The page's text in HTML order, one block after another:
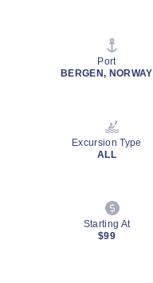
rating
Port
BERGEN, NORWAY
Excursion Type
ALL
Starting At
$99